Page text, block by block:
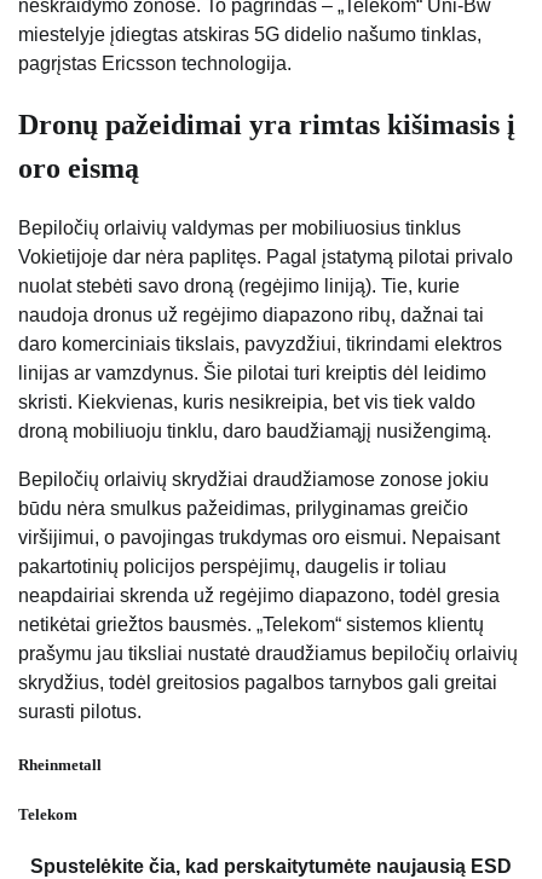
neskraidymo zonose. To pagrindas – „Telekom“ Uni-Bw
miestelyje įdiegtas atskiras 5G didelio našumo tinklas,
pagrįstas Ericsson technologija.
Dronų pažeidimai yra rimtas kišimasis į
oro eismą
Bepiločių orlaivių valdymas per mobiliuosius tinklus
Vokietijoje dar nėra paplitęs. Pagal įstatymą pilotai privalo
nuolat stebėti savo droną (regėjimo liniją). Tie, kurie
naudoja dronus už regėjimo diapazono ribų, dažnai tai
daro komerciniais tikslais, pavyzdžiui, tikrindami elektros
linijas ar vamzdynus. Šie pilotai turi kreiptis dėl leidimo
skristi. Kiekvienas, kuris nesikreipia, bet vis tiek valdo
droną mobiliuoju tinklu, daro baudžiamąjį nusižengimą.
Bepiločių orlaivių skrydžiai draudžiamose zonose jokiu
būdu nėra smulkus pažeidimas, prilyginamas greičio
viršijimui, o pavojingas trukdymas oro eismui. Nepaisant
pakartotinių policijos perspėjimų, daugelis ir toliau
neapdairiai skrenda už regėjimo diapazono, todėl gresia
netikėtai griežtos bausmės. „Telekom“ sistemos klientų
prašymu jau tiksliai nustatė draudžiamus bepiločių orlaivių
skrydžius, todėl greitosios pagalbos tarnybos gali greitai
surasti pilotus.
Rheinmetall
Telekom
Spustelėkite čia, kad perskaitytumėte naujausią ESD